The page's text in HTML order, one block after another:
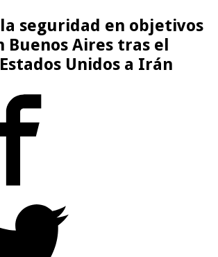
seguridad en objetivos
Buenos Aires tras el
Unidos a Irán